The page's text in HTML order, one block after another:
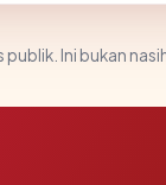
Ini bukan